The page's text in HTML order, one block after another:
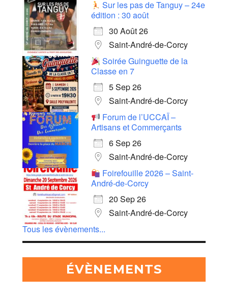
Sur les pas de Tanguy – 24e
édition : 30 août
30 Août 26
Saint-André-de-Corcy
Soirée Guinguette de la
Classe en 7
5 Sep 26
Saint-André-de-Corcy
Forum de l’UCCAÏ –
Artisans et Commerçants
6 Sep 26
Saint-André-de-Corcy
Foirefouille 2026 – Saint-
André-de-Corcy
20 Sep 26
Saint-André-de-Corcy
Tous les évènements...
ÉVÈNEMENTS